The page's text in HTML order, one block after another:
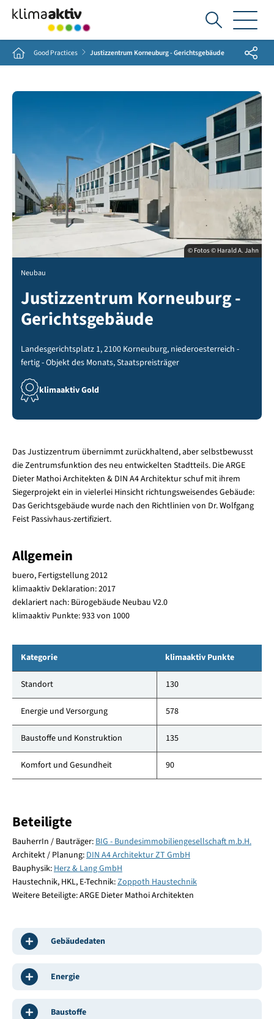
Ich
suche...
Home Good Practices Justizzentrum Korneuburg - Gerichtsgebäude Share
© Fotos © Harald A. Jahn
Neubau
Justizzentrum Korneuburg -
Gerichtsgebäude
Landesgerichtsplatz 1, 2100 Korneuburg, niederoesterreich -
fertig - Objekt des Monats, Staatspreisträger
klimaaktiv Gold
Das Justizzentrum übernimmt zurückhaltend, aber selbstbewusst
die Zentrumsfunktion des neu entwickelten Stadtteils. Die ARGE
Dieter Mathoi Architekten & DIN A4 Architektur schuf mit ihrem
Siegerprojekt ein in vielerlei Hinsicht richtungsweisendes Gebäude:
Das Gerichtsgebäude wurde nach den Richtlinien von Dr. Wolfgang
Feist Passivhaus-zertifiziert.
Allgemein
buero, Fertigstellung 2012
klimaaktiv Deklaration: 2017
deklariert nach: Bürogebäude Neubau V2.0
klimaaktiv Punkte: 933 von 1000
Kategorie klimaaktiv Punkte
Standort 130
Energie und Versorgung 578
Baustoffe und Konstruktion 135
Komfort und Gesundheit 90
Beteiligte
BauherrIn / Bauträger: BIG - Bundesimmobiliengesellschaft m.b.H.
Architekt / Planung: DIN A4 Architektur ZT GmbH
Bauphysik: Herz & Lang GmbH
Haustechnik, HKL, E-Technik:Zoppoth Haustechnik
Weitere Beteiligte: ARGE Dieter Mathoi Architekten
Gebäudedaten
Energie
Baustoffe